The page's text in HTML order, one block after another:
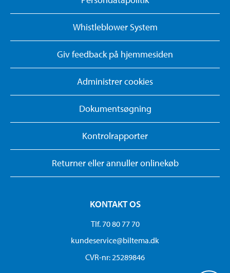
Whistleblower System
Giv feedback på hjemmesiden
Administrer cookies
Dokumentsøgning
Kontrolrapporter
Returner eller annuller onlinekøb
KONTAKT OS
Tlf. 70 80 77 70
kundeservice@biltema.dk
CVR-nr: 25289846